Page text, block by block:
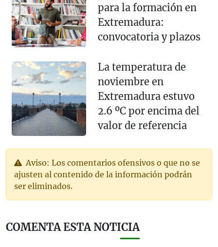
para la formación en
Extremadura:
convocatoria y plazos
La temperatura de
noviembre en
Extremadura estuvo
2.6 ºC por encima del
valor de referencia
Aviso: Los comentarios ofensivos o que no se
ajusten al contenido de la información podrán
ser eliminados.
COMENTA ESTA NOTICIA